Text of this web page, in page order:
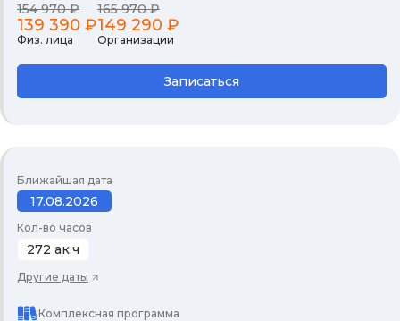
154 970 ₽
139 390 ₽
Физ. лица
165 970 ₽
149 290 ₽
Организации
Записаться
Ближайшая дата
17.08.2026
Кол-во часов
272 ак.ч
Другие даты
Комплексная программа